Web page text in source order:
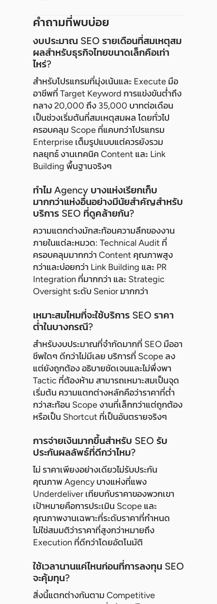
คำถามที่พบบ่อย
งบประมาณ SEO รายเดือนที่สมเหตุสม
ผลสำหรับธุรกิจไทยขนาดเล็กคือเท่า
ไหร่?
สำหรับโปรแกรมที่มุ่งเน้นและ Execute มือ
อาชีพที่ Target Keyword การแข่งขันต่ำถึง
กลาง 20,000 ถึง 35,000 บาทต่อเดือน
เป็นช่วงเริ่มต้นที่สมเหตุสมผล โดยทั่วไป
ครอบคลุม Scope ที่แคบกว่าโปรแกรม
Enterprise เต็มรูปแบบแต่ควรยังรวม
กลยุทธ์ งานเทคนิค Content และ Link
Building พื้นฐานจริงๆ
ทำไม Agency บางแห่งเรียกเก็บ
มากกว่าแห่งอื่นอย่างมีนัยสำคัญสำหรับ
บริการ SEO ที่ดูคล้ายกัน?
ความแตกต่างมักสะท้อนความลึกของงาน
ภายในแต่ละหมวด: Technical Audit ที่
ครอบคลุมมากกว่า Content คุณภาพสูง
กว่าและบ่อยกว่า Link Building และ PR
Integration ที่มากกว่า และ Strategic
Oversight ระดับ Senior มากกว่า
เหมาะสมไหมที่จะใช้บริการ SEO ราคา
ต่ำในบางกรณี?
สำหรับงบประมาณที่จำกัดมากที่ SEO มืออา
ชีพใดๆ ดีกว่าไม่มีเลย บริการที่ Scope ลง
แต่ยังถูกต้อง อธิบายชัดเจนและไม่พึ่งพา
Tactic ที่ต้องห้าม สามารถเหมาะสมเป็นจุด
เริ่มต้น ความแตกต่างหลักคือว่าราคาที่ต่ำ
กว่าสะท้อน Scope งานที่เล็กกว่าแต่ถูกต้อง
หรือเป็น Shortcut ที่เป็นอันตรายจริงๆ
การจ่ายเงินมากขึ้นสำหรับ SEO รับ
ประกันผลลัพธ์ที่ดีกว่าไหม?
ไม่ ราคาเพียงอย่างเดียวไม่รับประกัน
คุณภาพ Agency บางแห่งที่แพง
Underdeliver เทียบกับราคาของพวกเขา
เป้าหมายคือการประเมิน Scope และ
คุณภาพงานเฉพาะที่ระดับราคาที่กำหนด
ไม่ใช่สมมติว่าราคาที่สูงกว่าหมายถึง
Execution ที่ดีกว่าโดยอัตโนมัติ
ใช้เวลานานแค่ไหนก่อนที่การลงทุน SEO
จะคุ้มทุน?
สิ่งนี้แตกต่างกันตาม Competitive